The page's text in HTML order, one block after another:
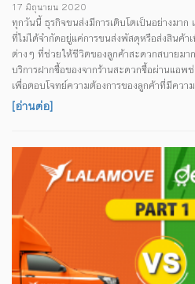
17 มิถุนายน 2020
ทุกวันนี้ ธุรกิจขนส่งมีการเติบโตเป็นอย่างมา
ที่ไม่ได้จำกัดอยู่แค่การขนส่งพัสดุหรือส่งสินค้า
ต่างๆ ที่ช่วยให้ชีวิตของลูกค้าสะดวกสบายมา
บริการฝากซื้อของจากร้านสะดวกซื้อผ่านแอพ
เพื่อตอบโจทย์ความต้องการของลูกค้าที่มีความหลากหลาย ในช่
ช่วยซื้อของจากหลายเจ้าเติบโตขึ้นเป็นอย่างม
และรอรับของที่หน้าบ้านได้ทันที ...
[อ่านต่อ]